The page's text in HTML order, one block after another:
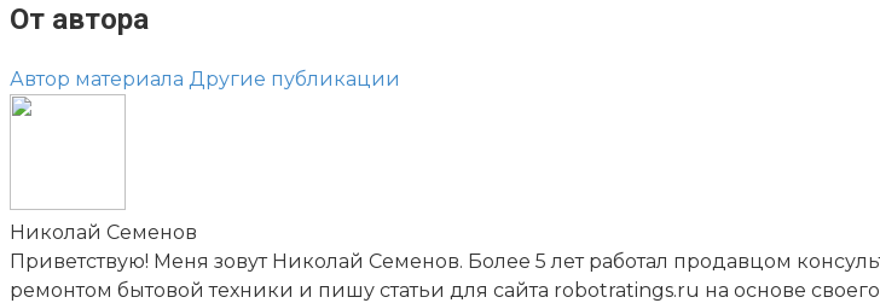
От автора
Автор материала Другие публикации
Николай Семенов
Приветствую! Меня зовут Николай Семенов. Более 5 лет работал продавцом
ремонтом бытовой техники и пишу статьи для сайта robotratings.ru на основе